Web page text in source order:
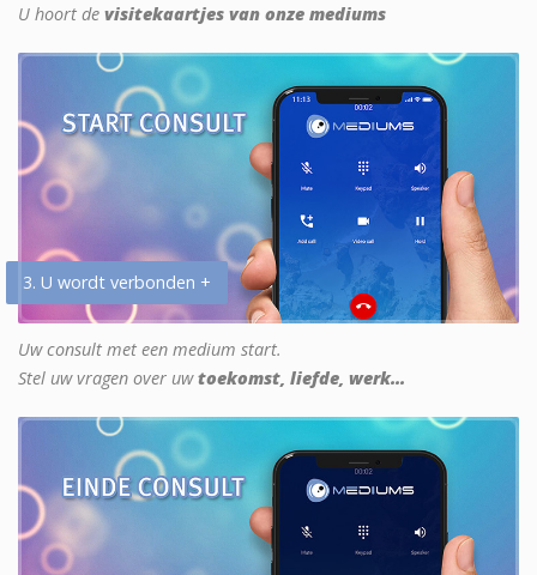
U hoort de visitekaartjes van onze mediums
3. U wordt verbonden +
Uw consult met een medium start.
Stel uw vragen over uwtoekomst, liefde, werk...